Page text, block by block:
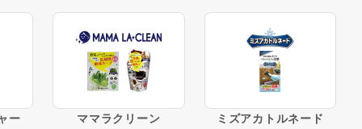
ー ママラクリーン ミズアカトルネード